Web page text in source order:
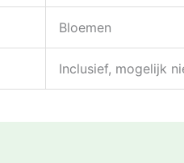
Bloemen
Inclusief, mogelijk